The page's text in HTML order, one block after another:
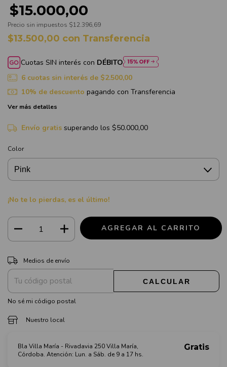
$15.000,00
Precio sin impuestos $12.396,69
$13.500,00 con Transferencia
Cuotas SIN interés con DÉBITO
6 cuotas sin interés de $2.500,00
10% de descuento pagando con Transferencia
Ver más detalles
Envío gratis superando los $50.000,00
Color
¡No te lo pierdas, es el último!
Entregas para el CP:
Medios de envío
CALCULAR
No sé mi código postal
Nuestro local
Bla Villa María - Rivadavia 250 Villa María,
Córdoba. Atención: Lun. a Sáb. de 9 a 17 hs.
Gratis